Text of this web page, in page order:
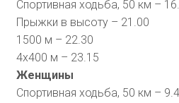
Спортивная ходьба, 50 км –
Прыжки в высоту – 21.00
1500 м – 22.30
4х400 м – 23.15
Женщины
Спортивная ходьба, 50 км –